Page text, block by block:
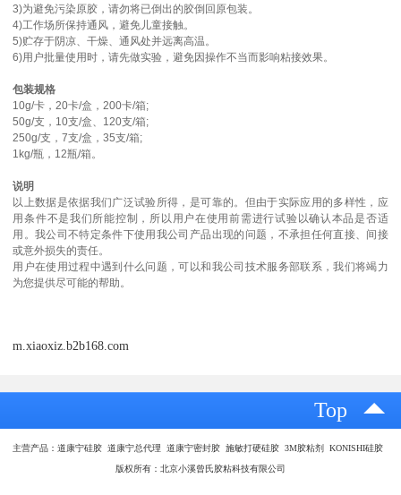
3)为避免污染原胶，请勿将已倒出的胶倒回原包装。
4)工作场所保持通风，避免儿童接触。
5)贮存于阴凉、干燥、通风处并远离高温。
6)用户批量使用时，请先做实验，避免因操作不当而影响粘接效果。
包装规格
10g/卡，20卡/盒，200卡/箱;
50g/支，10支/盒、120支/箱;
250g/支，7支/盒，35支/箱;
1kg/瓶，12瓶/箱。
说明
以上数据是依据我们广泛试验所得，是可靠的。但由于实际应用的多样性，应
用条件不是我们所能控制，所以用户在使用前需进行试验以确认本品是否适
用。我公司不特定条件下使用我公司产品出现的问题，不承担任何直接、间接
或意外损失的责任。
用户在使用过程中遇到什么问题，可以和我公司技术服务部联系，我们将竭力
为您提供尽可能的帮助。
m.xiaoxiz.b2b168.com
Top
主营产品：道康宁硅胶 道康宁总代理 道康宁密封胶 施敏打硬硅胶 3M胶粘剂 KONISHI硅胶
版权所有：北京小溪曾氏胶粘科技有限公司